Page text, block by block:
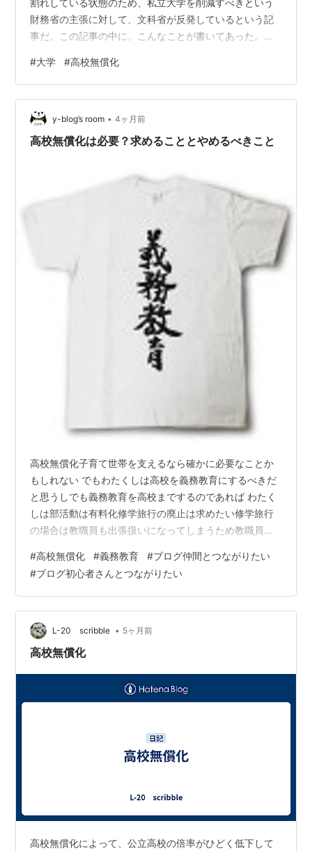
割れしている状態のため、私立大学を削減すべきという
財務省の主張に対して、文科省が反発しているという記
事だ。この記事の中に、こんなことが書いてあった。
れている実情もあり、高等教育の在り方が問われる事態
となっている。』 ちょ、ちょっと待って。理工系の学部
で高校物理の授業をやっているという話は、何年か前に
大学の先生から聞いたことがあったけど（それしてから
じゃないと大学の授業にならんらしい💦）、足し算引き
#大学 #高校無償化
y-blog’s room • 4ヶ月前
高校無償化は必要？求めることとやめるべきこと
高校無償化子育て世帯を支えるなら確かに必要なことか
もしれない でもわたくしは高校を義務教育にするべきだ
と思うしでも義務教育を高校までするのであれば わたく
しは部活動は有料化修学旅行の廃止は求めたい修学旅行
の場合は教職員も出張扱いになってしまうため教職員の
価格: 2400 円楽天で詳細を見る 高校無償化必要かどうか
だけど学んで社会に出てしっかり活躍していくために新
調になるべきことですね。
#高校無償化 #義務教育 #ブログ仲間とつながりたい
#ブログ初心者さんとつながりたい
L-20 scribble • 5ヶ月前
高校無償化
高校無償化によって、公立高校の倍率がひどく低下して